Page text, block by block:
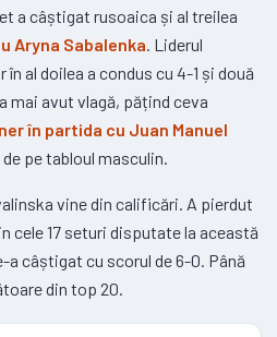
a câștigat rusoaica și al treilea
Aryna Sabalenka. Liderul
al doilea a condus cu 4-1 și două
mai avut vlagă, pățind ceva
în partida cu Juan Manuel
pe tabloul masculin.
vine din calificări. A pierdut
cele 17 seturi disputate la această
a câștigat cu scorul de 6-0. Până
din top 20.